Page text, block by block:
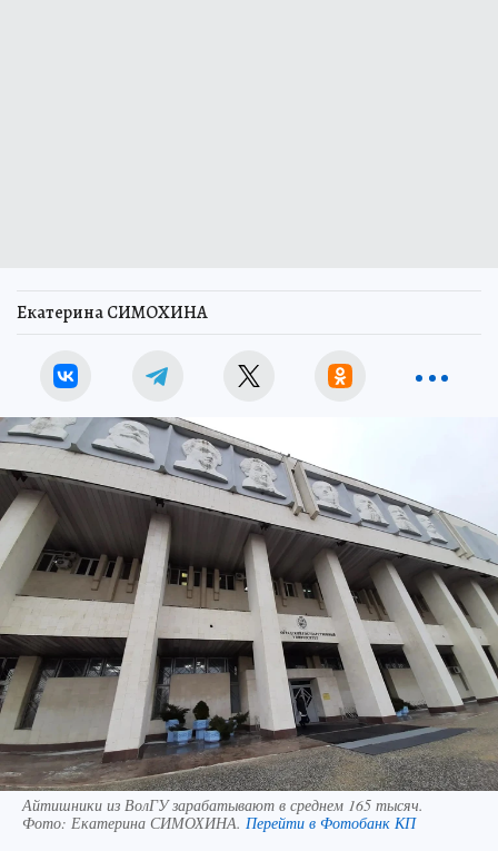
Екатерина СИМОХИНА
Айтишники из ВолГУ зарабатывают в среднем 165 тысяч.
Фото: Екатерина СИМОХИНА. Перейти в Фотобанк КП